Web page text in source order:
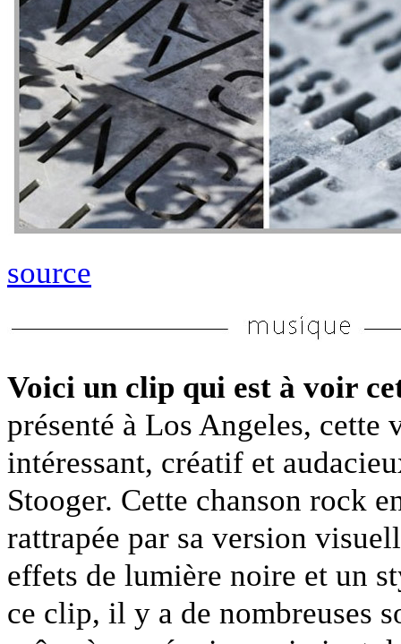
source
Voici un clip qui est à voir
présenté à Los Angeles,
intéressant, créatif et
Stooger. Cette chanson rock
rattrapée par sa version
effets de lumière noire et un
ce clip, il y a de nombreuses